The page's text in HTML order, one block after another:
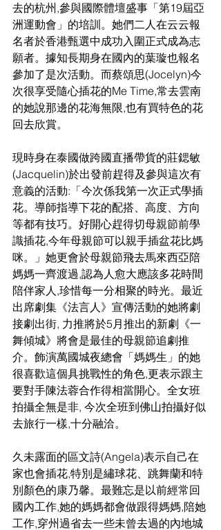
去的杭州,參與國際體壇盛事「第19屆亞
洲運動會」的培訓。她們二人在云云報
名者於香港甄選中成功入圍正式成為志
願者。據知長期身在國內的葉璇也報名
參加了是次活動。而蔡頌思(Jocelyn)今
次很享受隨心插花的Me Time,常去雲南
的她說那邊的花海無限,也有買特色的花
回去欣賞。
現時身在泰國做跨國直播帶貨的莊鍶敏
(Jacquelin)於出發前趕得及參與這次有
意義的活動:「今次係我第一次正式學插
花。導師指導下花的配搭、高度、方向
等都有技巧。好開心趕得切母親節前學
識插花,今年母親節可以親手插盆花比媽
咪。」她更會於母親節飛去馬來西亞陪
媽媽一齊渡過,認為人愈大應該多花時間
陪伴家人,珍惜每一分相聚的時光。最近
出席劇集《法言人》宣傳活動的她將劇
接劇出街, 力推將於5月推出的新劇《一
舞傾城》將會是最佳的母親節追劇推
介。飾演萬國城夜總會「媽媽生」的她
很喜歡這個具挑戰性的角色,更表示跟主
要對手陳法蓉合作得相當開心。全女班
拍攝全無是非, 今次全班到佛山拍攝好似
去旅行一樣,十分融洽。
久未露面的區文詩(Angela)表示自己在
家也會插花,特別是繡球花、跳舞蘭和特
別顏色的康乃馨。最難忘是以前經常回
國內工作,她的媽媽都會做跟得媽媽,陪她
工作,穿州過省去一些未曾去過的內地城